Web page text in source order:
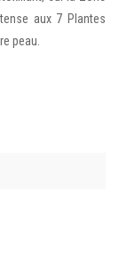
aux 7 Plantes
peau.